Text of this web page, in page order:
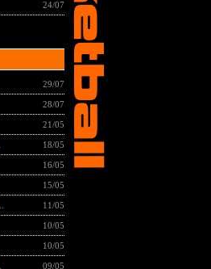
24/07
29/07
28/07
21/05
18/05
16/05
15/05
11/05
10/05
10/05
09/05